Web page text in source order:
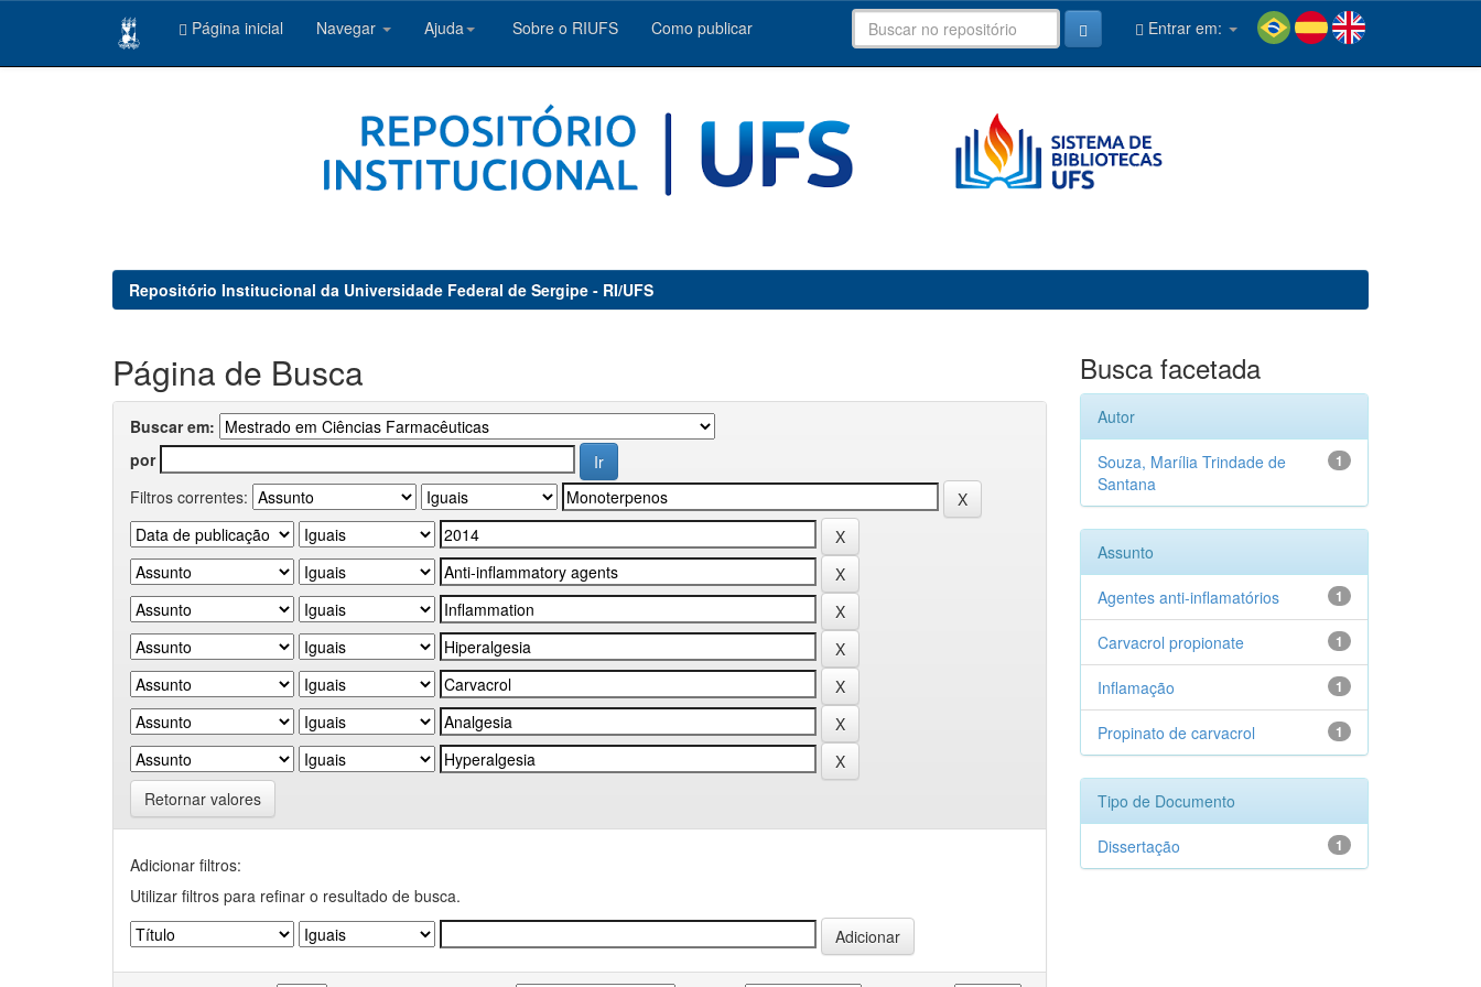
Página inicial Navegar Ajuda Sobre o RIUFS Como publicar Entrar em:
Repositório Institucional da Universidade Federal de Sergipe - RI/UFS
Página de Busca
Buscar em:
por
Filtros correntes:
Retornar valores
Adicionar filtros:
Utilizar filtros para refinar o resultado de busca.
Busca facetada
Autor
1
Souza, Marília Trindade de
Santana
Assunto
1
Agentes anti-inflamatórios
1
Carvacrol propionate
1
Inflamação
1
Propinato de carvacrol
Tipo de Documento
1
Dissertação